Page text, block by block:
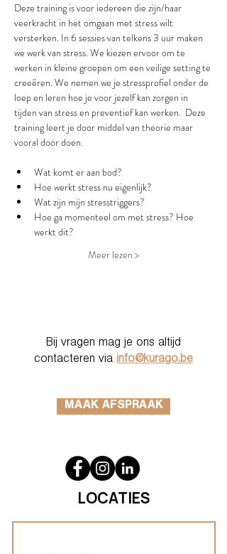
Deze training is voor iedereen die zijn/haar
veerkracht in het omgaan met stress wilt
versterken. In 6 sessies van telkens 3 uur maken
we werk van stress. We kiezen ervoor om te
werken in kleine groepen om een veilige setting te
creeëren. We nemen we je stressprofiel onder de
loep en leren hoe je voor jezelf kan zorgen in
tijden van stress en preventief kan werken.  Deze
training leert je door middel van theorie maar
vooral door doen.
Wat komt er aan bod?
Hoe werkt stress nu eigenlijk?
Wat zijn mijn stresstriggers?
Hoe ga momenteel om met stress? Hoe
werkt dit?
Meer lezen >
Bij vragen mag je ons altijd
contacteren via info@kurago.be
MAAK AFSPRAAK
LOCATIES